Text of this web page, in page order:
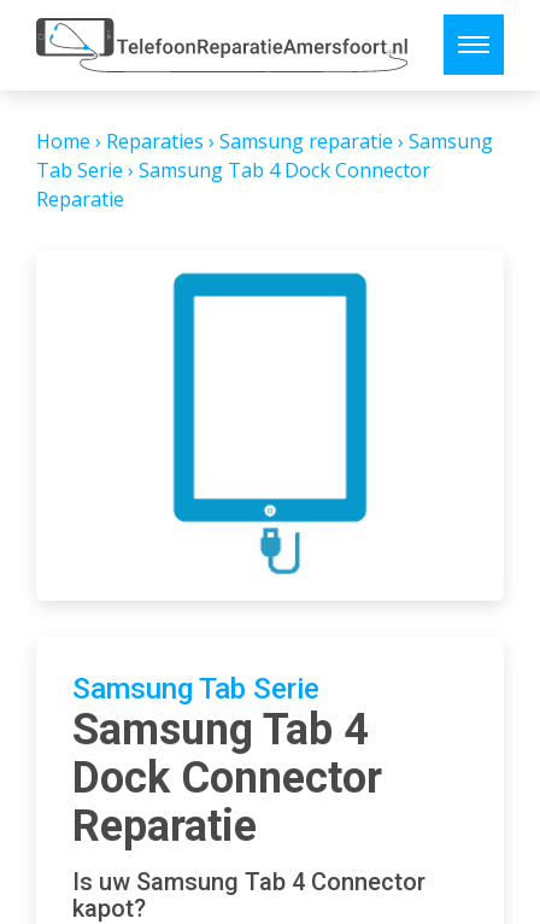
Home › Reparaties › Samsung reparatie › Samsung
Tab Serie › Samsung Tab 4 Dock Connector
Reparatie
Samsung Tab Serie
Samsung Tab 4
Dock Connector
Reparatie
Is uw Samsung Tab 4 Connector
kapot?